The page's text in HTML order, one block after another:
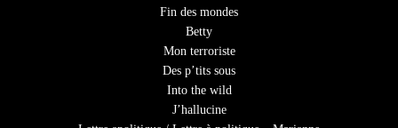
Fin des mondes
Betty
Mon terroriste
Des p’tits sous
Into the wild
J’hallucine